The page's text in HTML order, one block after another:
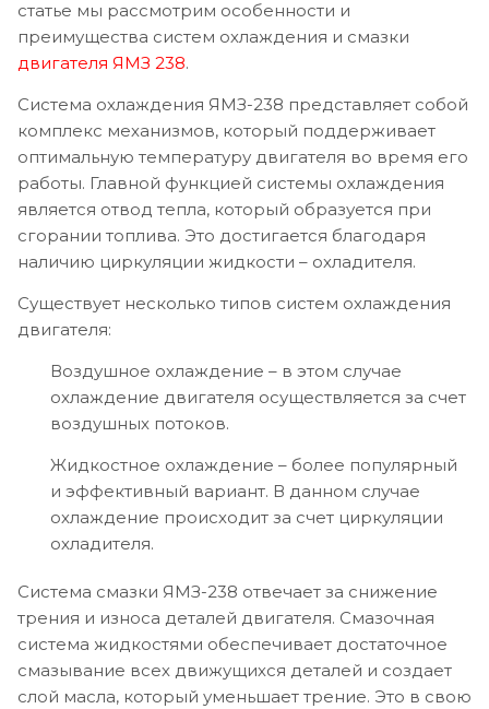
статье мы рассмотрим особенности и
преимущества систем охлаждения и смазки
двигателя ЯМЗ 238.
Система охлаждения ЯМЗ-238 представляет собой
комплекс механизмов, который поддерживает
оптимальную температуру двигателя во время его
работы. Главной функцией системы охлаждения
является отвод тепла, который образуется при
сгорании топлива. Это достигается благодаря
наличию циркуляции жидкости – охладителя.
Существует несколько типов систем охлаждения
двигателя:
Воздушное охлаждение – в этом случае
охлаждение двигателя осуществляется за счет
воздушных потоков.
Жидкостное охлаждение – более популярный
и эффективный вариант. В данном случае
охлаждение происходит за счет циркуляции
охладителя.
Система смазки ЯМЗ-238 отвечает за снижение
трения и износа деталей двигателя. Смазочная
система жидкостями обеспечивает достаточное
смазывание всех движущихся деталей и создает
слой масла, который уменьшает трение. Это в свою